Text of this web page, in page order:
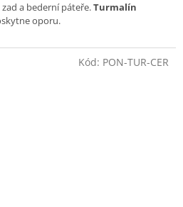
a bederní páteře.Turmalín
oporu.
Kód: PON-TUR-CER